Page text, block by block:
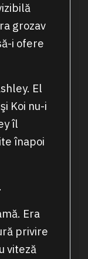
grozav
i ofere
El
Koi nu-i
îl
înapoi
Era
privire
viteză